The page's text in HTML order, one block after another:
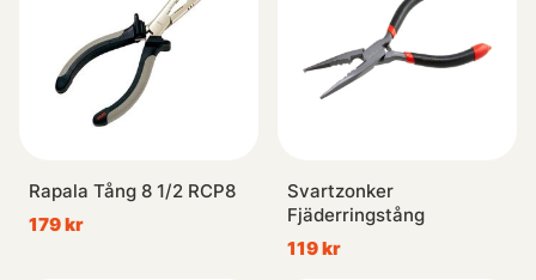
Rapala Tång 8 1/2 RCP8
179 kr
Svartzonker
Fjäderringstång
119 kr